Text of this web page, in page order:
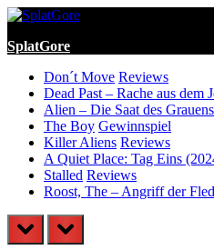
Skip
content
SplatGore
Don´t Move Reviews
Dead Past – Rache aus dem
Alien – Die Saat des
The Boy Gewinnspiel
Killer Aliens Reviews
A Quiet Place: Tag Eins
Stalled Reviews
Roost, The – Angriff der
prev next